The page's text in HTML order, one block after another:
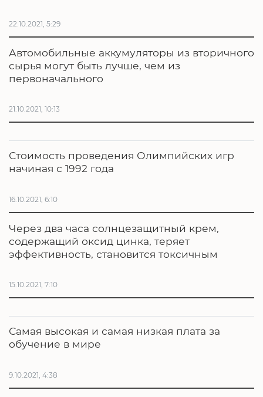
22.10.2021, 5:29
Автомобильные аккумуляторы из вторичного
сырья могут быть лучше, чем из
первоначального
21.10.2021, 10:13
Стоимость проведения Олимпийских игр
начиная с 1992 года
16.10.2021, 6:10
Через два часа солнцезащитный крем,
содержащий оксид цинка, теряет
эффективность, становится токсичным
15.10.2021, 7:10
Самая высокая и самая низкая плата за
обучение в мире
9.10.2021, 4:38